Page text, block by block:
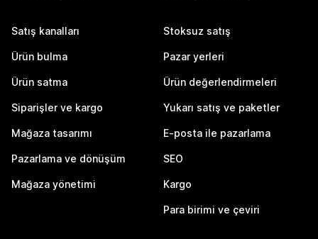
Satış kanalları
Ürün bulma
Ürün satma
Siparişler ve kargo
Mağaza tasarımı
Pazarlama ve dönüşüm
Mağaza yönetimi
Stoksuz satış
Pazar yerleri
Ürün değerlendirmeleri
Yukarı satış ve paketler
E-posta ile pazarlama
SEO
Kargo
Para birimi ve çeviri